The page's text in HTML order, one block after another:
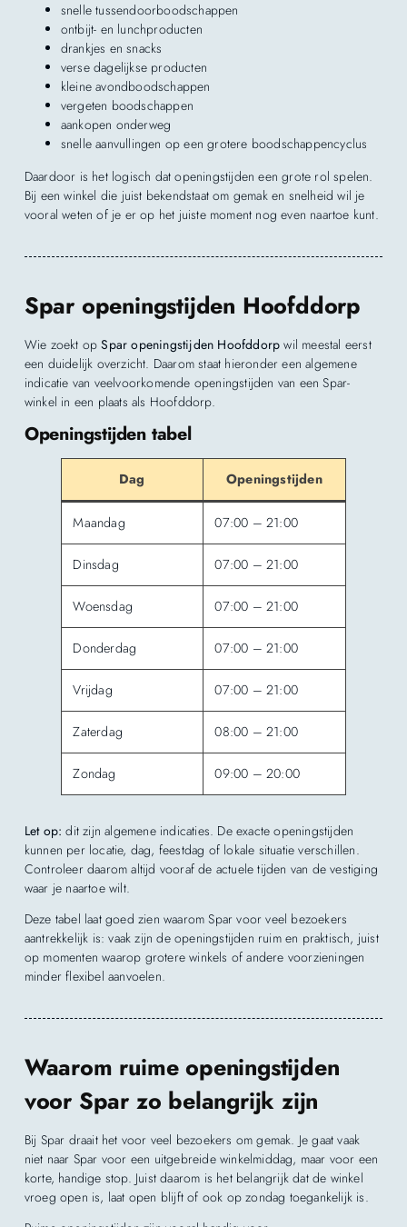
snelle tussendoorboodschappen
ontbijt- en lunchproducten
drankjes en snacks
verse dagelijkse producten
kleine avondboodschappen
vergeten boodschappen
aankopen onderweg
snelle aanvullingen op een grotere boodschappencyclus
Daardoor is het logisch dat openingstijden een grote rol spelen.
Bij een winkel die juist bekendstaat om gemak en snelheid wil je
vooral weten of je er op het juiste moment nog even naartoe kunt.
Spar openingstijden Hoofddorp
Wie zoekt opSpar openingstijden Hoofddorp wil meestal eerst
een duidelijk overzicht. Daarom staat hieronder een algemene
indicatie van veelvoorkomende openingstijden van een Spar-
winkel in een plaats als Hoofddorp.
Openingstijden tabel
Dag Openingstijden
Maandag 07:00 – 21:00
Dinsdag 07:00 – 21:00
Woensdag 07:00 – 21:00
Donderdag 07:00 – 21:00
Vrijdag 07:00 – 21:00
Zaterdag 08:00 – 21:00
Zondag 09:00 – 20:00
Let op: dit zijn algemene indicaties. De exacte openingstijden
kunnen per locatie, dag, feestdag of lokale situatie verschillen.
Controleer daarom altijd vooraf de actuele tijden van de vestiging
waar je naartoe wilt.
Deze tabel laat goed zien waarom Spar voor veel bezoekers
aantrekkelijk is: vaak zijn de openingstijden ruim en praktisch, juist
op momenten waarop grotere winkels of andere voorzieningen
minder flexibel aanvoelen.
Waarom ruime openingstijden
voor Spar zo belangrijk zijn
Bij Spar draait het voor veel bezoekers om gemak. Je gaat vaak
niet naar Spar voor een uitgebreide winkelmiddag, maar voor een
korte, handige stop. Juist daarom is het belangrijk dat de winkel
vroeg open is, laat open blijft of ook op zondag toegankelijk is.